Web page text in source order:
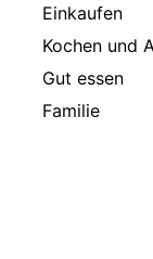
Einkaufen
Kochen und
Gut essen
Familie